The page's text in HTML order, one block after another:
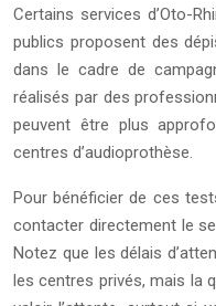
Certains services d’Oto-
publics proposent des
dans le cadre de
réalisés par des
peuvent être plus
centres d’audioprothèse.
Pour bénéficier de ces
contacter directement le
Notez que les délais
les centres privés, mais la